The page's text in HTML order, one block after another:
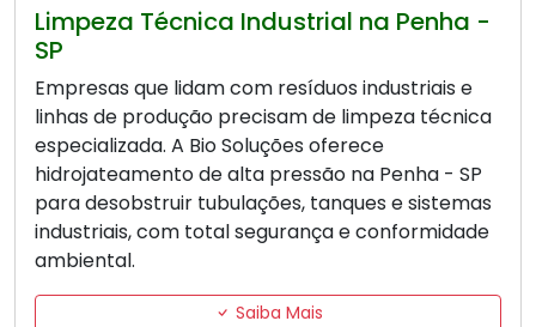
Limpeza Técnica Industrial na Penha -
SP
Empresas que lidam com resíduos industriais e
linhas de produção precisam de limpeza técnica
especializada. A Bio Soluções oferece
hidrojateamento de alta pressão na Penha - SP
para desobstruir tubulações, tanques e sistemas
industriais, com total segurança e conformidade
ambiental.
Saiba Mais